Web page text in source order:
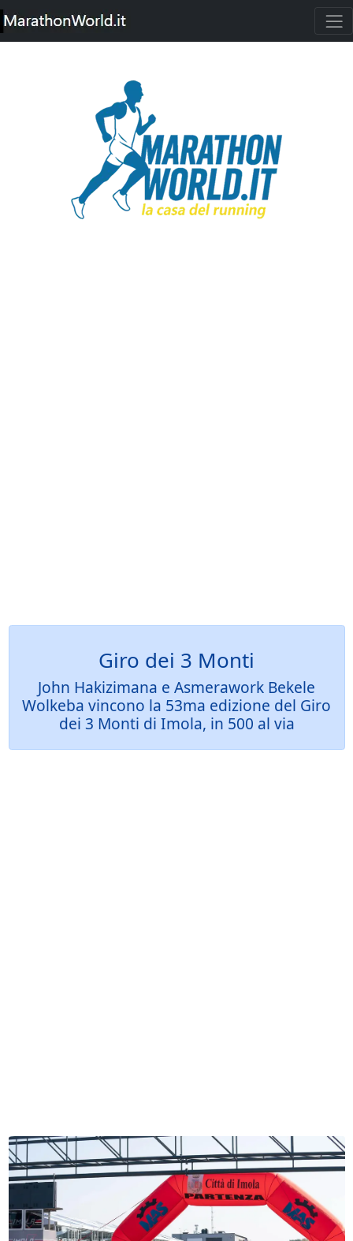
Giro dei 3 Monti
John Hakizimana e Asmerawork Bekele
Wolkeba vincono la 53ma edizione del Giro
dei 3 Monti di Imola, in 500 al via